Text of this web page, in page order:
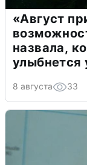
«Август
назвала,
улыбнется
8 августа 33